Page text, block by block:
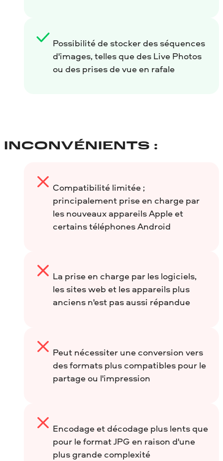
Possibilité de stocker des séquences
d'images, telles que des Live Photos
ou des prises de vue en rafale
INCONVÉNIENTS :
Compatibilité limitée ;
principalement prise en charge par
les nouveaux appareils Apple et
certains téléphones Android
La prise en charge par les logiciels,
les sites web et les appareils plus
anciens n'est pas aussi répandue
Peut nécessiter une conversion vers
des formats plus compatibles pour le
partage ou l'impression
Encodage et décodage plus lents que
pour le format JPG en raison d'une
plus grande complexité